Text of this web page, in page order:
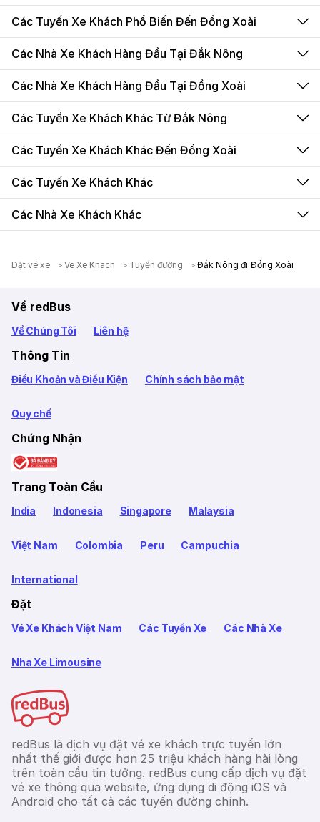
Các Tuyến Xe Khách Phổ Biến Đến Đồng Xoài
Các Nhà Xe Khách Hàng Đầu Tại Đắk Nông
Các Nhà Xe Khách Hàng Đầu Tại Đồng Xoài
Các Tuyến Xe Khách Khác Từ Đắk Nông
Các Tuyến Xe Khách Khác Đến Đồng Xoài
Các Tuyến Xe Khách Khác
Các Nhà Xe Khách Khác
Dặt vé xe Ve Xe Khach Tuyến đường Đắk Nông đi Đồng Xoài
Về redBus
Về Chúng Tôi Liên hệ
Thông Tin
Điều Khoản và Điều Kiện Chính sách bảo mật
Quy chế
Chứng Nhận
Trang Toàn Cầu
India Indonesia Singapore Malaysia
Việt Nam Colombia Peru Campuchia
International
Đặt
Vé Xe Khách Việt Nam Các Tuyến Xe Các Nhà Xe
Nha Xe Limousine
redBus là dịch vụ đặt vé xe khách trực tuyến lớn
nhất thế giới được hơn 25 triệu khách hàng hài lòng
trên toàn cầu tin tưởng. redBus cung cấp dịch vụ đặt
vé xe thông qua website, ứng dụng di động iOS và
Android cho tất cả các tuyến đường chính.